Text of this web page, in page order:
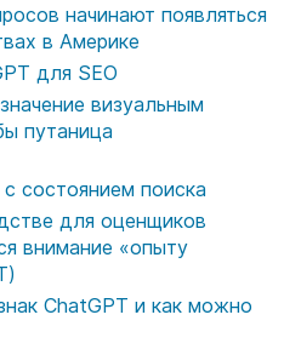
начинают появляться
в Америке
для SEO
визуальным
путаница
состоянием поиска
для оценщиков
внимание «опыту
ChatGPT и как можно